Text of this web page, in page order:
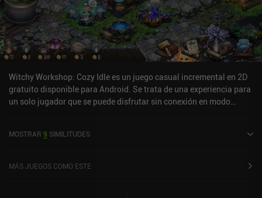
Witchy Workshop: Cozy Idle es un juego casual incremental en 2D
gratuito disponible para Android. Se trata de una experiencia para
un solo jugador que se puede disfrutar sin conexión en modo
Google Play.
MOSTRAR 9 SIMILITUDES
MÁS JUEGOS COMO ESTE